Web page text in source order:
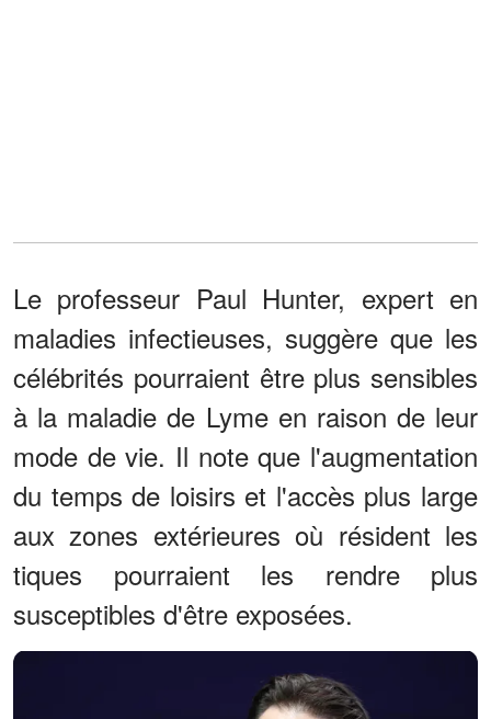
Le professeur Paul Hunter, expert en
maladies infectieuses, suggère que les
célébrités pourraient être plus sensibles
à la maladie de Lyme en raison de leur
mode de vie. Il note que l'augmentation
du temps de loisirs et l'accès plus large
aux zones extérieures où résident les
tiques pourraient les rendre plus
susceptibles d'être exposées.